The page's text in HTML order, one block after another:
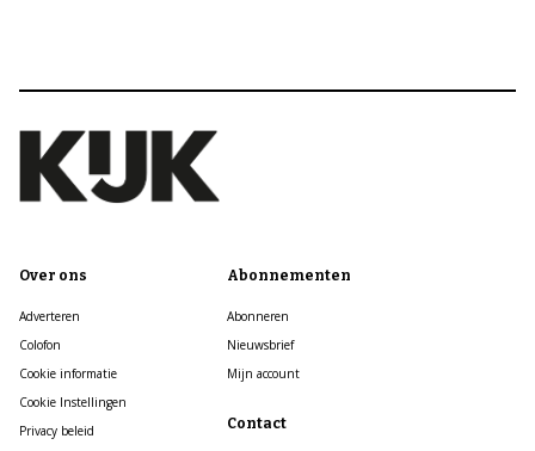
Over ons
Adverteren
Colofon
Cookie informatie
Cookie Instellingen
Privacy beleid
Abonnementen
Abonneren
Nieuwsbrief
Mijn account
Contact